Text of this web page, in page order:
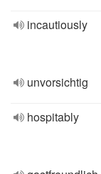
incautiously
unvorsichtig
hospitably